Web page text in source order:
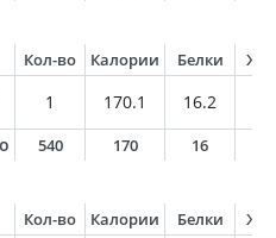
Кол-во Калории Белки
1 170.1 16.2
540 170 16
Кол-во Калории Белки